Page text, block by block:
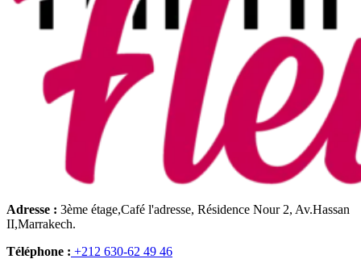
Adresse : 3ème étage,Café l'adresse, Résidence Nour 2, Av.Hassan
II,Marrakech.
Téléphone : +212 630-62 49 46